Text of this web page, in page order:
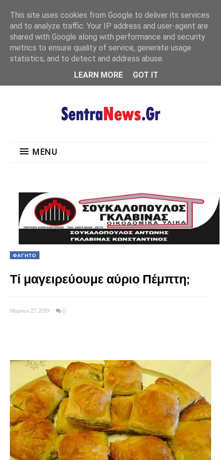
MENU
MENU
ΦΑΓΗΤΟ
Τί μαγειρεύουμε αύριο Πέμπτη;
Μαρτίου 27, 2019 0
This site uses cookies from Google to deliver its services
and to analyze traffic. Your IP address and user-agent are
shared with Google along with performance and security
metrics to ensure quality of service, generate usage
statistics, and to detect and address abuse.
LEARN MORE
GOT IT